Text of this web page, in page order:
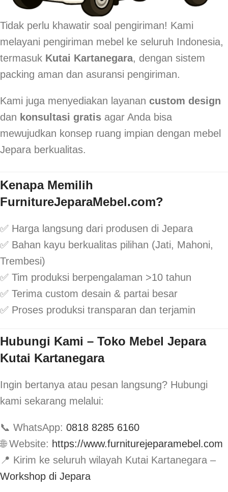
Tidak perlu khawatir soal pengiriman! Kami
melayani pengiriman mebel ke seluruh Indonesia,
termasuk Kutai Kartanegara, dengan sistem
packing aman dan asuransi pengiriman.
Kami juga menyediakan layanan custom design
dan konsultasi gratis agar Anda bisa
mewujudkan konsep ruang impian dengan mebel
Jepara berkualitas.
Kenapa Memilih
FurnitureJeparaMebel.com?
✅ Harga langsung dari produsen di Jepara
✅ Bahan kayu berkualitas pilihan (Jati, Mahoni,
Trembesi)
✅ Tim produksi berpengalaman >10 tahun
✅ Terima custom desain & partai besar
✅ Proses produksi transparan dan terjamin
Hubungi Kami – Toko Mebel Jepara
Kutai Kartanegara
Ingin bertanya atau pesan langsung? Hubungi
kami sekarang melalui:
📞 WhatsApp: 0818 8285 6160
🌐 Website: https://www.furniturejeparamebel.com
📍 Kirim ke seluruh wilayah Kutai Kartanegara –
Workshop di Jepara